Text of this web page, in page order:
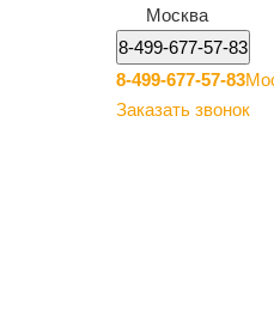
Москва
8-499-677-57-83
8-499-677-57-83
Заказать звонок